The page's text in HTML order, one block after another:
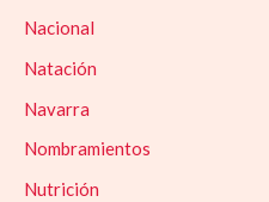
Nacional
Natación
Navarra
Nombramientos
Nutrición